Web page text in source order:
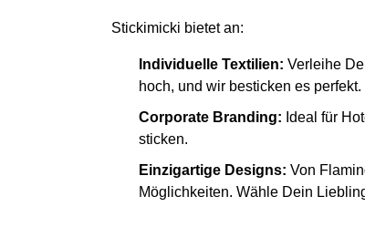
Stickimicki bietet an:
Individuelle Textilien: Verleihe
hoch, und wir besticken es perfekt.
Corporate Branding: Ideal für
sticken.
Einzigartige Designs: Von
Möglichkeiten. Wähle Dein